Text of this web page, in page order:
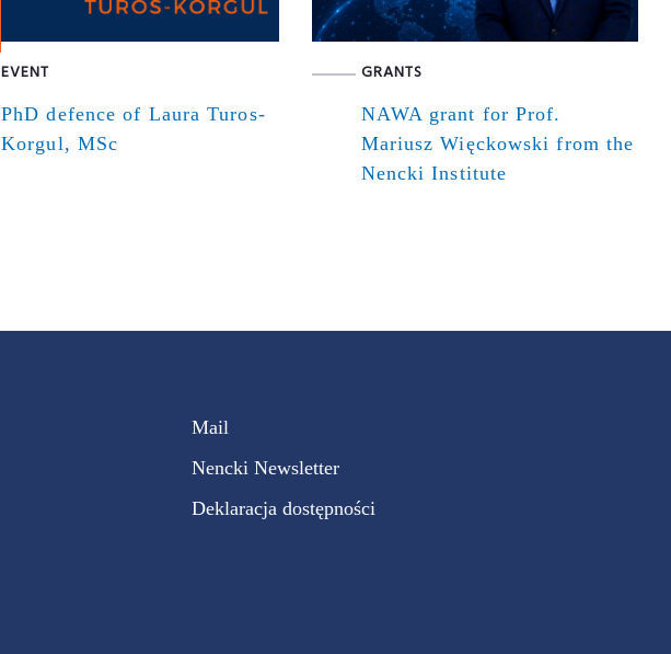
EVENT
PhD defence of Laura Turos-
Korgul, MSc
GRANTS
NAWA grant for Prof.
Mariusz Więckowski from the
Nencki Institute
Mail
Nencki Newsletter
Deklaracja dostępności